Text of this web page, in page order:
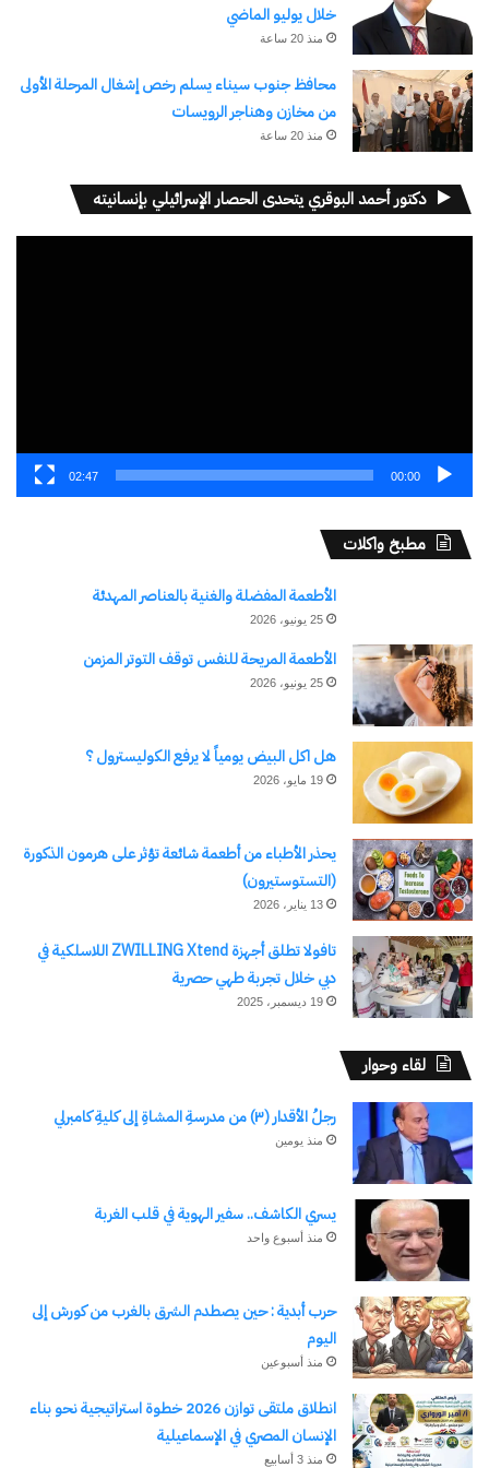
معجب بهذه:
جاري
التحميل…
مرتبط
في "سياسة"
وزير المالية.. الأولويات
الجديدة» سوف تُغير الوجه
الاقتصادى لمصر
5 أبريل، 2024
في "الأخبار News"
اكتشاف المزيد من
اشترك للحصول على أحدث التدوينات المرسلة إلى بريدك
الإلكتروني.
كتابة بريدك الإلكتروني...
اشتراك
نسخ الرابط
خلال يوليو الماضي
منذ 20 ساعة
محافظ جنوب سيناء يسلم رخص إشغال المرحلة الأولى
من مخازن وهناجر الرويسات
منذ 20 ساعة
دكتور أحمد البوقري يتحدى الحصار الإسرائيلي بإنسانيته
00:00
02:47
مطبخ واكلات
الأطعمة المفضلة والغنية بالعناصر المهدئة
25 يونيو، 2026
الأطعمة المريحة للنفس توقف التوتر المزمن
25 يونيو، 2026
هل اكل البيض يومياً لا يرفع الكوليسترول ؟
19 مايو، 2026
يحذر الأطباء من أطعمة شائعة تؤثر على هرمون الذكورة
(التستوستيرون)
13 يناير، 2026
تافولا تطلق أجهزة ZWILLING Xtend اللاسلكية في
دبي خلال تجربة طهي حصرية
19 ديسمبر، 2025
لقاء وحوار
رجلُ الأقدار (٣) من مدرسةِ المشاةِ إلى كليةِ كامبرلي
منذ يومين
يسري الكاشف.. سفير الهوية في قلب الغربة
منذ أسبوع واحد
حرب أبدية : حين يصطدم الشرق بالغرب من كورش إلى
اليوم
منذ أسبوعين
انطلاق ملتقى توازن 2026 خطوة استراتيجية نحو بناء
الإنسان المصري في الإسماعيلية
منذ 3 أسابيع